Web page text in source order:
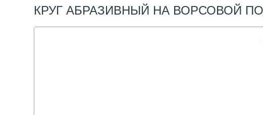
КРУГ АБРАЗИВНЫЙ НА ВОРСОВОЙ